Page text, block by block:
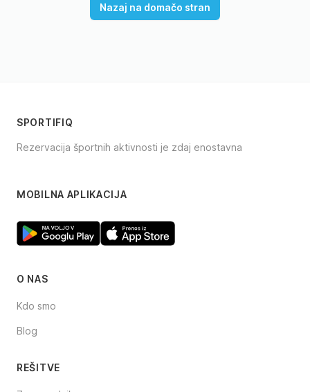
Nazaj na domačo stran
SPORTIFIQ
Rezervacija športnih aktivnosti je zdaj enostavna
MOBILNA APLIKACIJA
O NAS
Kdo smo
Blog
REŠITVE